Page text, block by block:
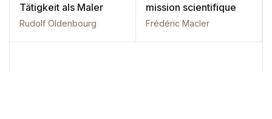
Tätigkeit als Maler
Rudolf Oldenbourg
mission scientifique
Frédéric Macler